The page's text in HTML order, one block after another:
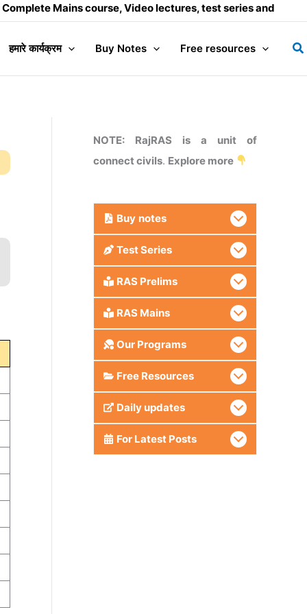
course, Video lectures, test series and Daily answer
हमारे कार्यक्रम Buy Notes Free resources
NOTE: RajRAS is a unit of
connect civils. Explore more
Buy notes
Test Series
RAS Prelims
RAS Mains
Our Programs
Free Resources
Daily updates
For Latest Posts